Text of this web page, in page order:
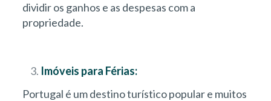
dividir os ganhos e as despesas com a
propriedade.
Imóveis para Férias:
Portugal é um destino turístico popular e muitos